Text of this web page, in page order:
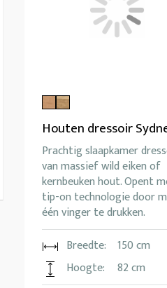
Houten dressoir
Prachtig slaapkamer
van massief wild eiken of
kernbeuken hout. Opent
tip-on technologie door
één vinger te drukken.
Breedte:
150 cm
Hoogte:
82 cm